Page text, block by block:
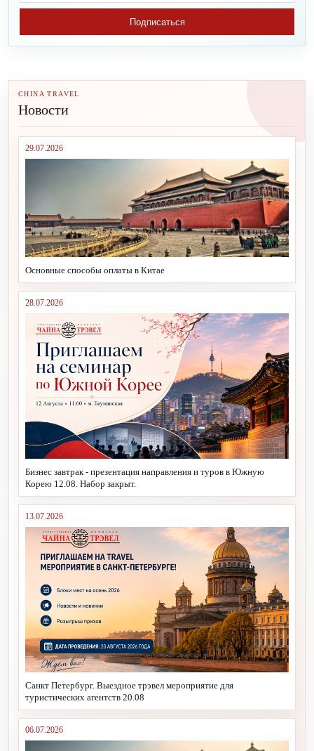
Подписаться
CHINA TRAVEL
Новости
29.07.2026
Основные способы оплаты в Китае
28.07.2026
Бизнес завтрак - презентация направления и туров в Южную
Корею 12.08. Набор закрыт.
13.07.2026
Санкт Петербург. Выездное трэвел мероприятие для
туристических агентств 20.08
06.07.2026